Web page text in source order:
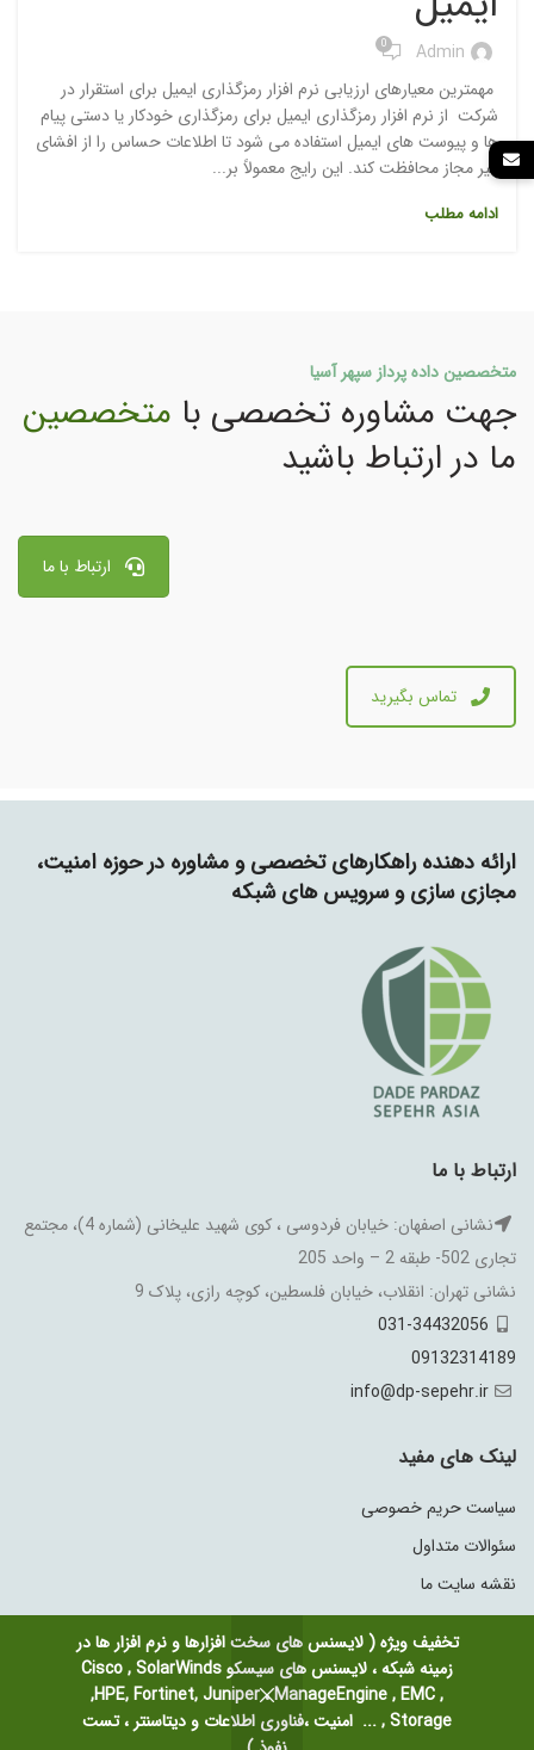
تخفیف ویژه ( لایسنس های سخت افزارها و نرم افزار ها در
زمینه شبکه ، لایسنس های سیسکو Cisco , SolarWinds
,HPE, Fortinet, Juniper ، ManageEngine , EMC ,
Storage , ... امنیت ،فناوری اطلاعات و دیتاسنتر ، تست
Admin
0
مهمترین معیارهای ارزیابی نرم افزار رمزگذاری ایمیل برای استقرار در
شرکت از نرم افزار رمزگذاری ایمیل برای رمزگذاری خودکار یا دستی پیام
ها و پیوست های ایمیل استفاده می شود تا اطلاعات حساس را از افشای
غیر مجاز محافظت کند. این رایج معمولاً بر...
ادامه مطلب
متخصصین داده پرداز سپهر آسیا
جهت مشاوره تخصصی با متخصصین
ما در ارتباط باشید
ارتباط با ما
تماس بگیرید
ارائه دهنده راهکارهای تخصصی و مشاوره در حوزه امنیت،
مجازی سازی و سرویس های شبکه
ارتباط با ما
نشانی اصفهان: خیابان فردوسی ، کوی شهید علیخانی (شماره 4)، مجتمع
تجاری 502- طبقه 2 – واحد 205
نشانی تهران: انقلاب، خیابان فلسطین، کوچه رازی، پلاک 9
031-34432056
09132314189
info@dp-sepehr.ir
لینک های مفید
سیاست حریم خصوصی
سئوالات متداول
نقشه سایت ما
کلیه حقوق محفوظ